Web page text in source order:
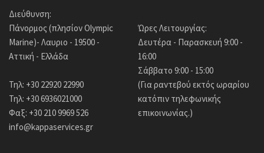
Διεύθυνση:
Πάνορμος (πλησίον Olympic
Marine)- Λαυριο - 19500 -
Αττική - Ελλάδα
Τηλ: +30 22920 22990
Τηλ: +30 6936021000
Φαξ: +30 210 9969 526
info@kappaservices.gr
Ώρες Λειτουργίας:
Δευτέρα - Παρασκευή 9:00 -
16:00
Σάββατο 9:00 - 15:00
(Για ραντεβού εκτός ωραρίου
κατόπιν τηλεφωνικής
επικοινωνίας.)